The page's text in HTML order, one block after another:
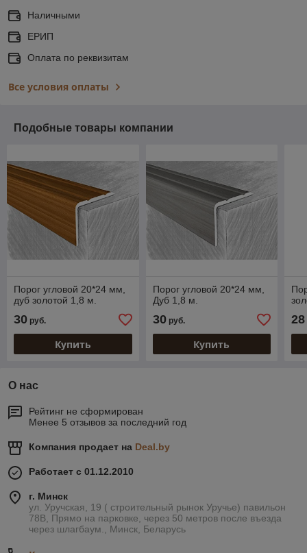
Наличными
ЕРИП
Оплата по реквизитам
Все условия оплаты
Подобные товары компании
Порог угловой 20*24 мм,
дуб золотой 1,8 м.
30 руб.
Купить
Порог угловой 20*24 мм,
Дуб 1,8 м.
30руб.
Купить
28
О нас
Рейтинг не сформирован
Менее 5 отзывов за последний год
Компания продает на Deal.by
Работает с 01.12.2010
г. Минск
ул. Уручская, 19 ( строительный рынок Уручье) павильон
78В, Прямо на парковке, через 50 метров после въезда
через шлагбаум., Минск, Беларусь